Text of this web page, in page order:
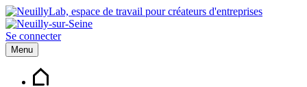
Se connecter
Menu